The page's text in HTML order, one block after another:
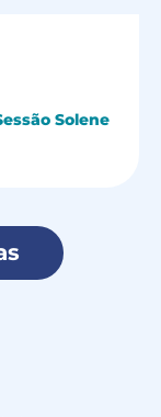
Solene